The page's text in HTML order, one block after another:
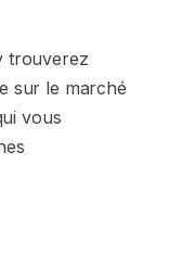
trouverez
sur le marché
vous